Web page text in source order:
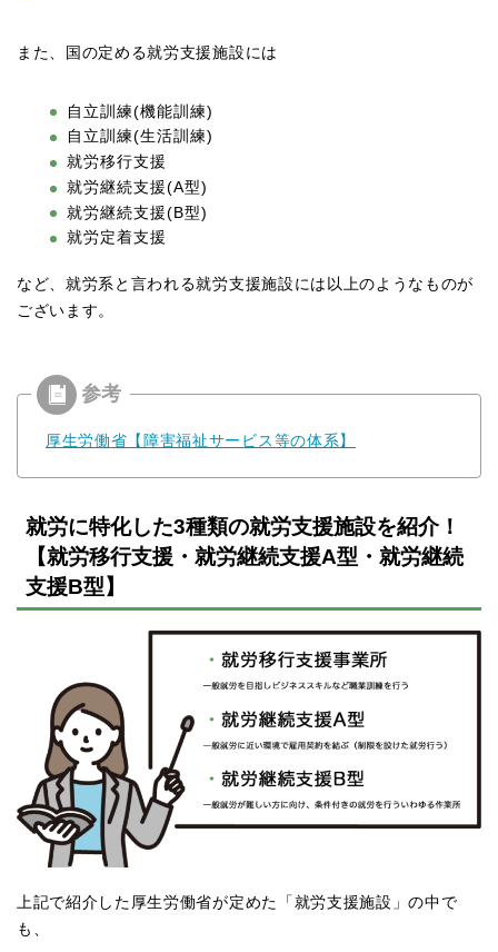
また、国の定める就労支援施設には
自立訓練(機能訓練)
自立訓練(生活訓練)
就労移行支援
就労継続支援(A型)
就労継続支援(B型)
就労定着支援
など、就労系と言われる就労支援施設には以上のようなものが
ございます。
厚生労働省【障害福祉サービス等の体系】
就労に特化した3種類の就労支援施設を紹介！
【就労移行支援・就労継続支援A型・就労継続
支援B型】
上記で紹介した厚生労働省が定めた「就労支援施設」の中で
も、